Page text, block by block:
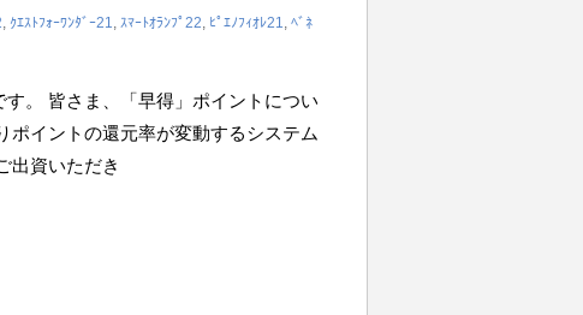
, ｸｴｽﾄﾌｫｰﾜﾝﾀﾞｰ21, ｽﾏｰﾄｵﾗﾝﾌﾟ22, ﾋﾟｴﾉﾌｨｵﾚ21, ﾍﾞﾈ
。 皆さま、「早得」ポイントについ
ポイントの還元率が変動するシステム
出資いただき